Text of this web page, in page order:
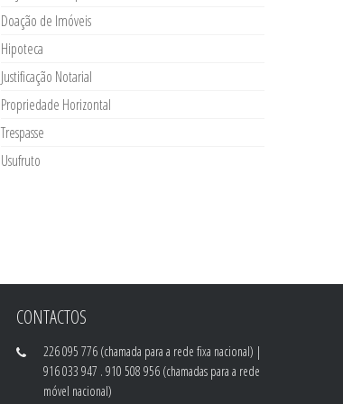
Doação de Imóveis
Hipoteca
Justificação Notarial
Propriedade Horizontal
Trespasse
Usufruto
CONTACTOS
226 095 776 (chamada para a rede fixa nacional) |
916 033 947 . 910 508 956 (chamadas para a rede
móvel nacional)